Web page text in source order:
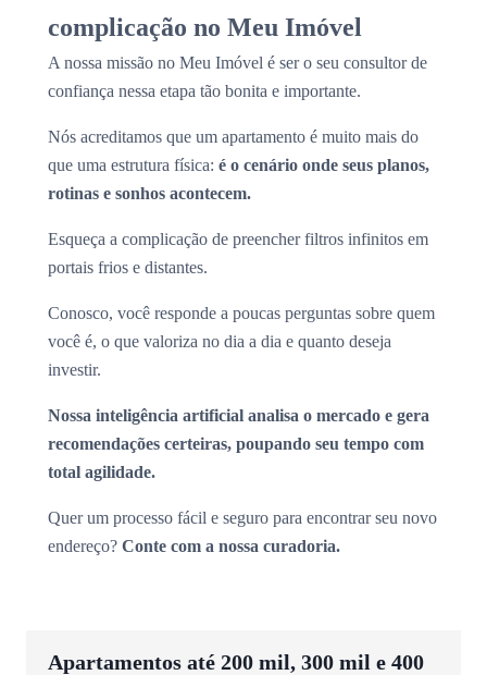
complicação no Meu Imóvel
A nossa missão no Meu Imóvel é ser o seu consultor de
confiança nessa etapa tão bonita e importante.
Nós acreditamos que um apartamento é muito mais do
que uma estrutura física: é o cenário onde seus planos,
rotinas e sonhos acontecem.
Esqueça a complicação de preencher filtros infinitos em
portais frios e distantes.
Conosco, você responde a poucas perguntas sobre quem
você é, o que valoriza no dia a dia e quanto deseja
investir.
Nossa inteligência artificial analisa o mercado e gera
recomendações certeiras, poupando seu tempo com
total agilidade.
Quer um processo fácil e seguro para encontrar seu novo
endereço? Conte com a nossa curadoria.
Apartamentos até 200 mil, 300 mil e 400